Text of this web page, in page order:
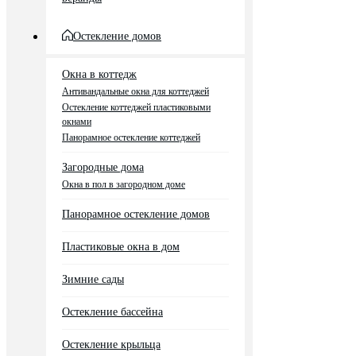
Остекление домов
Окна в коттедж
Антивандальные окна для коттеджей
Остекление коттеджей пластиковыми
окнами
Панорамное остекление коттеджей
Загородные дома
Окна в пол в загородном доме
Панорамное остекление домов
Пластиковые окна в дом
Зимние сады
Остекление бассейна
Остекление крыльца